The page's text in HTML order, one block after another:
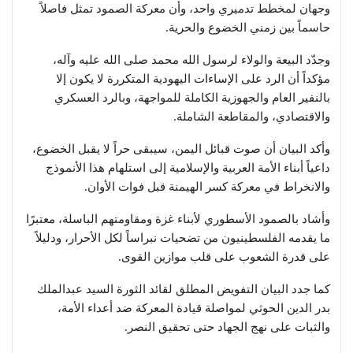
وجهان لمخطط تدميري واحد، وأن معركة الصمود تمثل فاصلاً
حاسماً بين زمني الخضوع والحرية.
وجدّد البيعة والولاء لرسول الله محمد صلى الله عليه وآله،
مؤكداً أن الرد على الإساءات اليهودية المتكررة لا يكون إلا
بالنفير العام والجهوزية الكاملة للمواجهة، وبالرد العسكري
والاقتصادي، والمقاطعة الشاملة.
وأكد البيان أن صوت قبائل اليمن، سيبقى حراً لا يقبل الخضوع،
داعياً أبناء الأمة العربية والإسلامية إلى استلهام هذا الأنموذج
والانخراط في معركة كسر الهيمنة قبل فوات الأوان.
وأشاد بالصمود الأسطوري لأبناء غزة ومقاومتهم الباسلة، معتبرًا
ما يقدمه الفلسطينيون من تضحيات نبراساً لكل الأحرار، ودليلاً
على قدرة الشعوب على قلب موازين القوى.
كما جدد البيان التفويض المطلق لقائد الثورة السيد عبدالملك
بدر الدين الحوثي لمواصلة قيادة المعركة ضد أعداء الأمة،
والثبات على نهج الجهاد حتى تحقيق النصر.